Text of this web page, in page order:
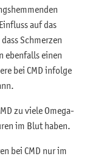
auf das
Schmerzen
ebenfalls einen
bei CMD infolge
zu viele Omega-
im Blut haben.
bei CMD nur im